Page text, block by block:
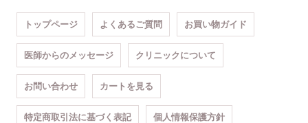
トップページ よくあるご質問 お買い物ガイド
医師からのメッセージ クリニックについて
お問い合わせ カートを見る
特定商取引法に基づく表記 個人情報保護方針